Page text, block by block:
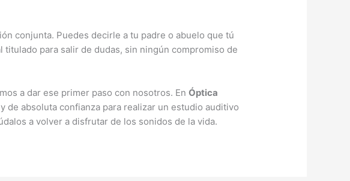
conjunta. Puedes decirle a tu padre o abuelo que tú
para salir de dudas, sin ningún compromiso de
a dar ese primer paso con nosotros. EnÓptica
absoluta confianza para realizar un estudio auditivo
a volver a disfrutar de los sonidos de la vida.